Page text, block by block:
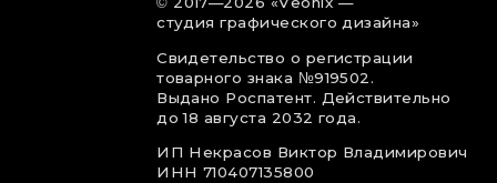
студия графического дизайна»
Свидетельство о регистрации
товарного знака №919502.
Выдано Роспатент. Действительно
до 18 августа 2032 года.
ИП Некрасов Виктор Владимирович
ИНН 710407135800